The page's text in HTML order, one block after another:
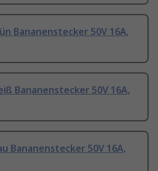
Bananenstecker 50V 16A,
Bananenstecker 50V 16A,
Bananenstecker 50V 16A,